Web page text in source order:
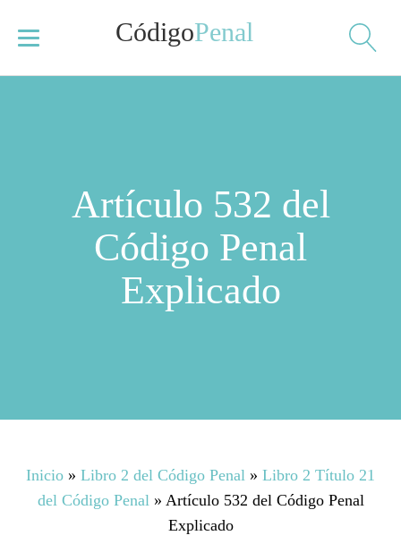
CódigoPenal
Artículo 532 del
Código Penal
Explicado
Inicio » Libro 2 del Código Penal » Libro 2 Título 21
del Código Penal» Artículo 532 del Código Penal
Explicado